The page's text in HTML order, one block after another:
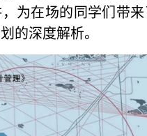
为在场的同学们带
的深度解析。